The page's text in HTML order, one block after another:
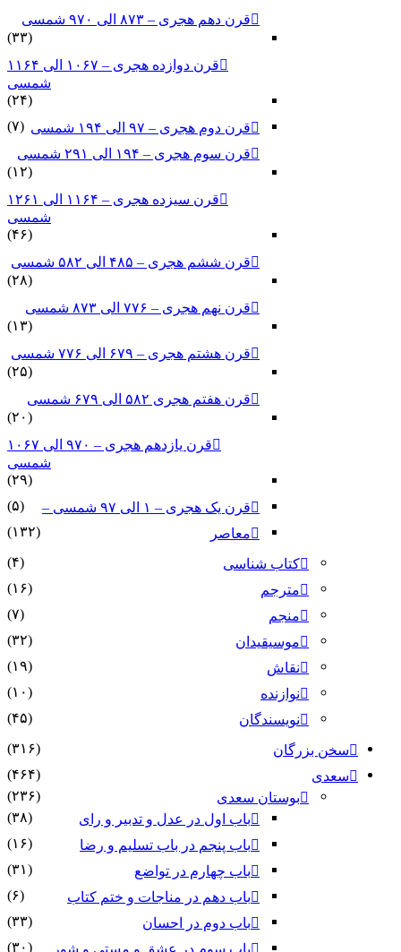
قرن دهم هجری – ۸۷۳ الی ۹۷۰ شمسی
(۳۳)
قرن دوازده هجری – ۱۰۶۷ الی ۱۱۶۴
شمسی
(۲۴)
قرن دوم هجری – ۹۷ الی ۱۹۴ شمسی
(۷)
قرن سوم هجری – ۱۹۴ الی ۲۹۱ شمسی
(۱۲)
قرن سیزده هجری – ۱۱۶۴ الی ۱۲۶۱
شمسی
(۴۶)
قرن ششم هجری – ۴۸۵ الی ۵۸۲ شمسی
(۲۸)
قرن نهم هجری – ۷۷۶ الی ۸۷۳ شمسی
(۱۳)
قرن هشتم هجری – ۶۷۹ الی ۷۷۶ شمسی
(۲۵)
قرن هفتم هجری ۵۸۲ الی ۶۷۹ شمسی
(۲۰)
قرن یازدهم هجری – ۹۷۰ الی ۱۰۶۷
شمسی
(۲۹)
قرن یک هجری – ۱ الی ۹۷ شمسی –
(۵)
معاصر
(۱۳۲)
کتاب شناسی
(۴)
مترجم
(۱۶)
منجم
(۷)
موسیقیدان
(۳۲)
نقاش
(۱۹)
نوازنده
(۱۰)
نویسندگان
(۴۵)
سخن بزرگان
(۳۱۶)
سعدی
(۴۶۴)
بوستان سعدی
(۲۳۶)
باب اول در عدل و تدبیر و رای
(۳۸)
باب پنجم در باب تسلیم و رضا
(۱۶)
باب چهارم در تواضع
(۳۱)
باب دهم در مناجات و ختم کتاب
(۶)
باب دوم در احسان
(۳۳)
باب سوم در عشق و مستی و شور
(۳۰)